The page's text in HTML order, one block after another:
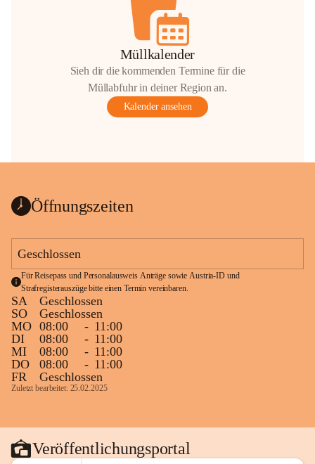
Müllkalender
Sieh dir die kommenden Termine für die
Müllabfuhr in deiner Region an.
Kalender ansehen
Öffnungszeiten
Geschlossen
Für Reisepass und Personalausweis Anträge sowie Austria-ID und
Strafregisterauszüge bitte einen Termin vereinbaren.
SA
Geschlossen
SO
Geschlossen
MO 08:00 - 11:00
DI
08:00 - 11:00
MI
08:00 - 11:00
DO
08:00 - 11:00
FR
Geschlossen
Zuletzt bearbeitet: 25.02.2025
Veröffentlichungsportal